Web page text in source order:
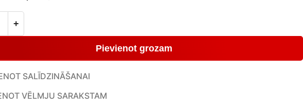
Pievienot grozam
SALĪDZINĀŠANAI
VĒLMJU SARAKSTAM